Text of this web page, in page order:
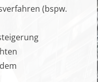
(bspw.